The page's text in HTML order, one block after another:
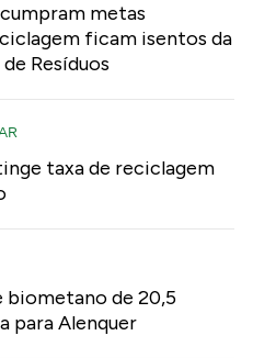
metas
ficam isentos da
Resíduos
taxa de reciclagem
biometano de 20,5
para Alenquer